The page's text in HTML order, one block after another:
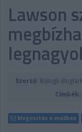
PODCAST
DIGITÁLIS MAGAZIN
VERSENYNAPTÁRAK
Lawson
Szerző: Balogh
Címkék:
Megosztás e-mailben